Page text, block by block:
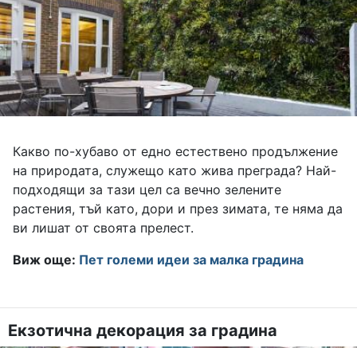
Какво по-хубаво от едно естествено продължение
на природата, служещо като жива преграда? Най-
подходящи за тази цел са вечно зелените
растения, тъй като, дори и през зимата, те няма да
ви лишат от своята прелест.
Виж още: Пет големи идеи за малкa градинa
Екзотична декорация за градина